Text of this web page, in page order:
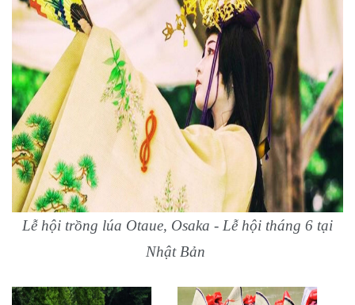
Lễ hội trồng lúa Otaue, Osaka - Lễ hội tháng 6 tại
Nhật Bản